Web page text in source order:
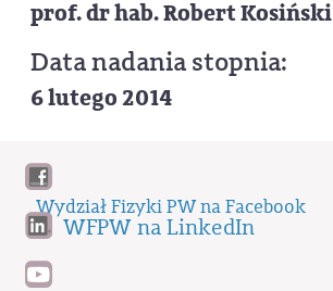
prof. dr hab. Robert Kosiński
Data nadania stopnia:
6 lutego 2014
Wydział Fizyki PW na Facebook
WFPW na LinkedIn